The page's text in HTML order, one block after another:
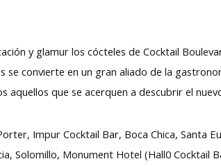
y glamur los cócteles de Cocktail
se convierte en un gran aliado de la
aquellos que se acerquen a descubrir el
Impur Cocktail Bar, Boca Chica, Santa
Solomillo, Monument Hotel (Hall0 Cocktail